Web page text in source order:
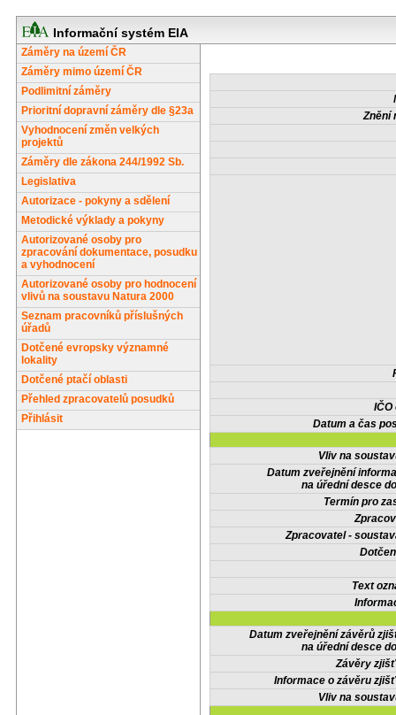
Informační systém EIA
Záměry na území ČR
Záměry mimo území ČR
Podlimitní záměry
Prioritní dopravní záměry dle §23a
Vyhodnocení změn velkých
projektů
Záměry dle zákona 244/1992 Sb.
Legislativa
Autorizace - pokyny a sdělení
Metodické výklady a pokyny
Autorizované osoby pro
zpracování dokumentace, posudku
a vyhodnocení
Autorizované osoby pro hodnocení
vlivů na soustavu Natura 2000
Seznam pracovníků příslušných
úřadů
Dotčené evropsky významné
lokality
Dotčené ptačí oblasti
Přehled zpracovatelů posudků
Přihlásit
Znění
IČO
Datum a čas
Vliv na
Datum zveřejnění
na úřední desce
Termín pro
Zpracovatel -
Text
Datum zveřejnění závěrů
na úřední desce
Závěry
Informace o závěru
Vliv na